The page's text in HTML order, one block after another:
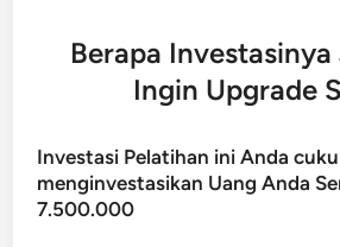
Berapa Investasinya
Ingin Upgrade
Investasi Pelatihan ini Anda
menginvestasikan Uang Anda
7.500.000